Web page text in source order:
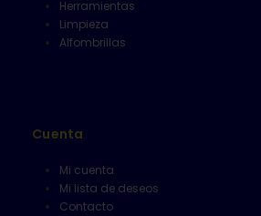
Herramientas
Limpieza
Alfombrillas
Cuenta
Mi cuenta
Mi lista de deseos
Contacto